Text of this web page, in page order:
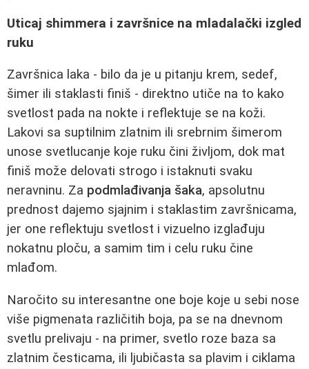
Uticaj shimmera i završnice na mladalački izgled
ruku
Završnica laka - bilo da je u pitanju krem, sedef,
šimer ili staklasti finiš - direktno utiče na to kako
svetlost pada na nokte i reflektuje se na koži.
Lakovi sa suptilnim zlatnim ili srebrnim šimerom
unose svetlucanje koje ruku čini življom, dok mat
finiš može delovati strogo i istaknuti svaku
neravninu. Za podmlađivanja šaka, apsolutnu
prednost dajemo sjajnim i staklastim završnicama,
jer one reflektuju svetlost i vizuelno izglađuju
nokatnu ploču, a samim tim i celu ruku čine
mlađom.
Naročito su interesantne one boje koje u sebi nose
više pigmenata različitih boja, pa se na dnevnom
svetlu prelivaju - na primer, svetlo roze baza sa
zlatnim česticama, ili ljubičasta sa plavim i ciklama